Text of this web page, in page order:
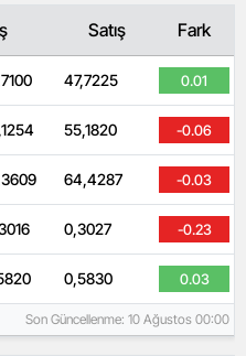
Satış Fark
47,7225 0.01
55,1820 -0.06
64,4287 -0.03
0,3027 -0.23
0,5830 0.03
Son Güncellenme: 10 Ağustos 00:00